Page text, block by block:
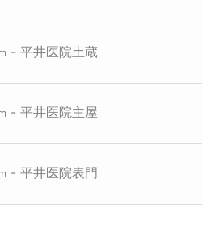
- 平井医院土蔵
- 平井医院主屋
- 平井医院表門